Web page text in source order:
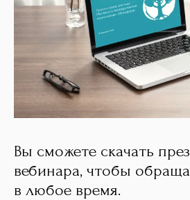
Вы сможете скачать
вебинара, чтобы
в любое время.